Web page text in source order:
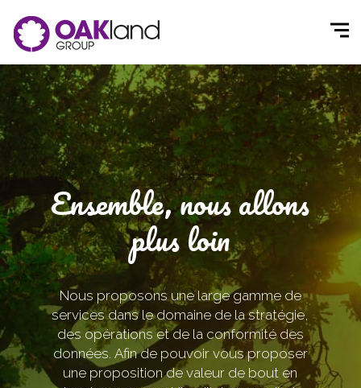
Ensemble, nous allons
plus loin
Nous proposons une large gamme de
services dans le domaine de la stratégie,
des opérations et de la conformité des
données. Afin de pouvoir vous proposer
une proposition de valeur de bout en